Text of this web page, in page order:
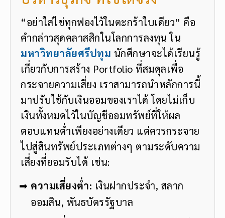
“อย่าใส่ไข่ทุกฟองไว้ในตะกร้าใบเดียว” คือ
คำกล่าวสุดคลาสสิกในโลกการลงทุน ใน
มหาวิทยาลัยศรีปทุม นักศึกษาจะได้เรียนรู้
เกี่ยวกับการสร้าง Portfolio ที่สมดุลเพื่อ
กระจายความเสี่ยง เราสามารถนำหลักการนี้
มาปรับใช้กับเงินออมของเราได้ โดยไม่เก็บ
เงินทั้งหมดไว้ในบัญชีออมทรัพย์ที่ให้ผล
ตอบแทนต่ำเพียงอย่างเดียว แต่ควรกระจาย
ไปสู่สินทรัพย์ประเภทต่างๆ ตามระดับความ
เสี่ยงที่ยอมรับได้ เช่น:
ความเสี่ยงต่ำ: เงินฝากประจำ, สลาก
ออมสิน, พันธบัตรรัฐบาล